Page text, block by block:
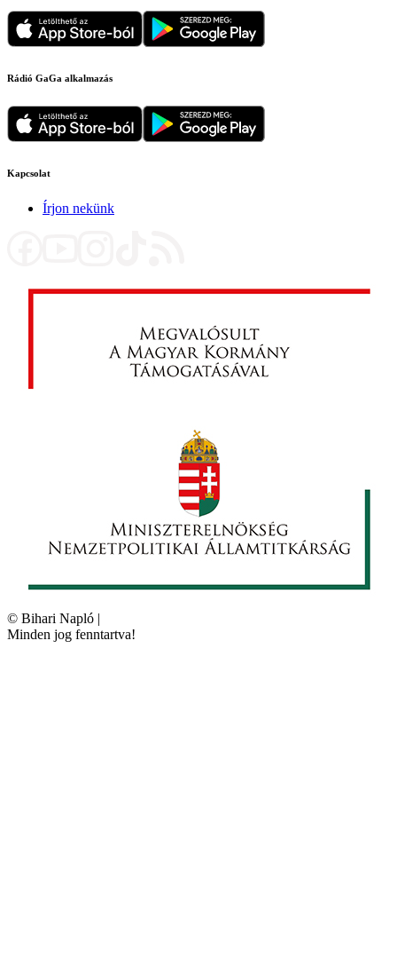
Rádió GaGa alkalmazás
Kapcsolat
Írjon nekünk
© Bihari Napló |
Minden jog fenntartva!